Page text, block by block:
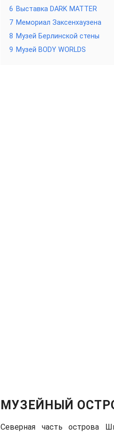
6 Выставка DARK MATTER
7 Мемориал Заксенхаузена
8 Музей Берлинской стены
9 Музей BODY WORLDS
МУЗЕЙНЫЙ
Северная часть острова